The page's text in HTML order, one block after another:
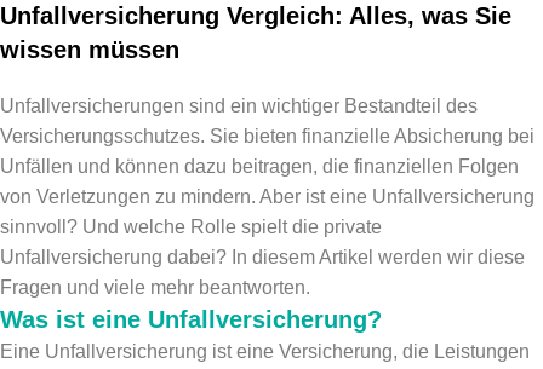
Unfallversicherung Vergleich: Alles, was Sie
wissen müssen
Unfallversicherungen sind ein wichtiger Bestandteil des
Versicherungsschutzes. Sie bieten finanzielle Absicherung bei
Unfällen und können dazu beitragen, die finanziellen Folgen
von Verletzungen zu mindern. Aber ist eine Unfallversicherung
sinnvoll? Und welche Rolle spielt die private
Unfallversicherung dabei? In diesem Artikel werden wir diese
Fragen und viele mehr beantworten.
Was ist eine Unfallversicherung?
Eine Unfallversicherung ist eine Versicherung, die Leistungen